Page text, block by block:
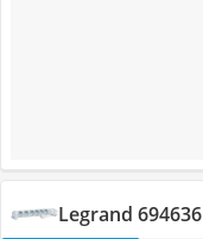
Legrand 694636